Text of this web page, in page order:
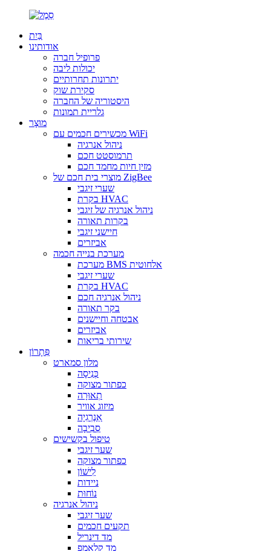
בַּיִת
אודותינו
פרופיל חברה
יכולות ליבה
יתרונות תחרותיים
סקירת שוק
היסטוריה של החברה
גלריית תמונות
מוּצָר
מכשירים חכמים עם WiFi
ניהול אנרגיה
תרמוסטט חכם
מזין חיות מחמד חכם
מוצרי בית חכם של ZigBee
שערי זיגבי
בקרת HVAC
ניהול אנרגיה של זיגבי
בקרות תאורה
חיישני זיגבי
אביזרים
מערכת בנייה חכמה
מערכת BMS אלחוטית
שערי זיגבי
בקרת HVAC
ניהול אנרגיה חכם
בקר תאורה
אבטחה וחיישנים
אביזרים
שירותי בריאות
פִּתָרוֹן
מלון סמארט
כְּנִיסָה
כפתור מצוקה
תְאוּרָה
מיזוג אוויר
אֵנֶרְגִיָה
סְבִיבָה
טיפול בקשישים
שער זיגבי
כפתור מצוקה
לִישׁוֹן
ניידות
נוֹחוּת
ניהול אנרגיה
שער זיגבי
תקעים חכמים
מד דינריל
מד קלאמפ